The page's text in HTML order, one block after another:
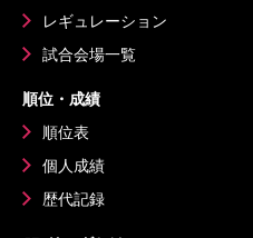
レギュレーション
試合会場一覧
順位・成績
順位表
個人成績
歴代記録